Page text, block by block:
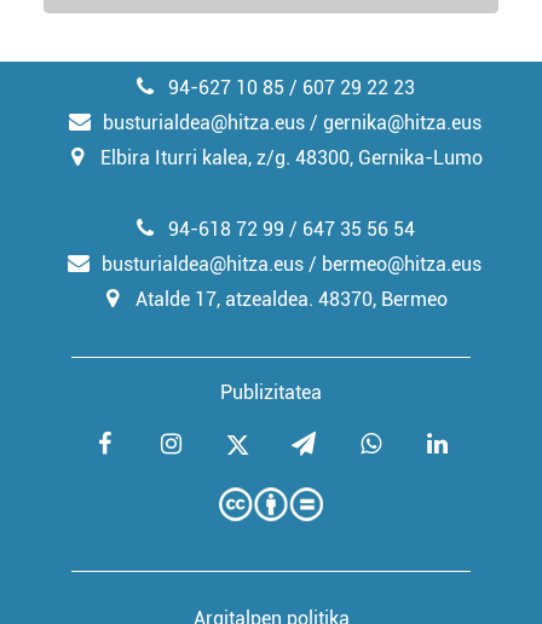
94-627 10 85 / 607 29 22 23
busturialdea@hitza.eus / gernika@hitza.eus
Elbira Iturri kalea, z/g. 48300, Gernika-Lumo
Publizitatea
94-618 72 99 / 647 35 56 54
busturialdea@hitza.eus / bermeo@hitza.eus
Atalde 17, atzealdea. 48370, Bermeo
Argitalpen politika